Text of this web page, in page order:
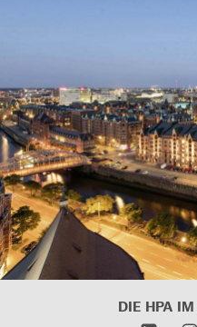
DIE HPA IM